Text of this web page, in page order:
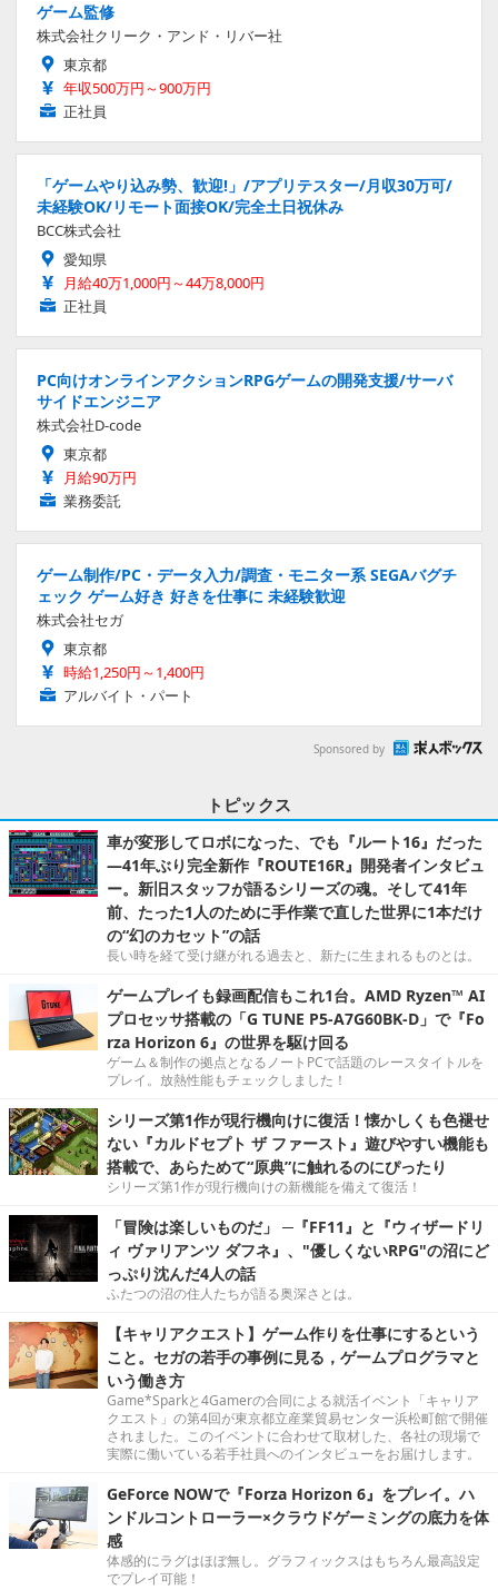
ゲーム監修
株式会社クリーク・アンド・リバー社
東京都
年収500万円～900万円
正社員
「ゲームやり込み勢、歓迎!」/アプリテスター/月収30万可/
未経験OK/リモート面接OK/完全土日祝休み
BCC株式会社
愛知県
月給40万1,000円～44万8,000円
正社員
PC向けオンラインアクションRPGゲームの開発支援/サーバ
サイドエンジニア
株式会社D-code
東京都
月給90万円
業務委託
ゲーム制作/PC・データ入力/調査・モニター系 SEGAバグチ
ェック ゲーム好き 好きを仕事に 未経験歓迎
株式会社セガ
東京都
時給1,250円～1,400円
アルバイト・パート
Sponsored by
トピックス
車が変形してロボになった、でも『ルート16』だった
―41年ぶり完全新作『ROUTE16R』開発者インタビュ
ー。新旧スタッフが語るシリーズの魂。そして41年
前、たった1人のために手作業で直した世界に1本だけ
の“幻のカセット”の話
長い時を経て受け継がれる過去と、新たに生まれるものとは。
ゲームプレイも録画配信もこれ1台。AMD Ryzen™ AI
プロセッサ搭載の「G TUNE P5-A7G60BK-D」で『Fo
rza Horizon 6』の世界を駆け回る
ゲーム＆制作の拠点となるノートPCで話題のレースタイトルを
プレイ。放熱性能もチェックしました！
シリーズ第1作が現行機向けに復活！懐かしくも色褪せ
ない『カルドセプト ザ ファースト』遊びやすい機能も
搭載で、あらためて“原典”に触れるのにぴったり
シリーズ第1作が現行機向けの新機能を備えて復活！
「冒険は楽しいものだ」 ─『FF11』と『ウィザードリ
ィ ヴァリアンツ ダフネ』、"優しくないRPG"の沼にど
っぷり沈んだ4人の話
ふたつの沼の住人たちが語る奥深さとは。
【キャリアクエスト】ゲーム作りを仕事にするという
こと。セガの若手の事例に見る，ゲームプログラマと
いう働き方
Game*Sparkと4Gamerの合同による就活イベント「キャリア
クエスト」の第4回が東京都立産業貿易センター浜松町館で開催
されました。このイベントに合わせて取材した、各社の現場で
実際に働いている若手社員へのインタビューをお届けします。
GeForce NOWで『Forza Horizon 6』をプレイ。ハ
ンドルコントローラー×クラウドゲーミングの底力を体
感
体感的にラグはほぼ無し。グラフィックスはもちろん最高設定
でプレイ可能！